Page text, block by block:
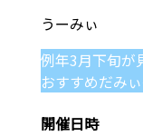
例年3月下旬が
おすすめだみ
開催日時